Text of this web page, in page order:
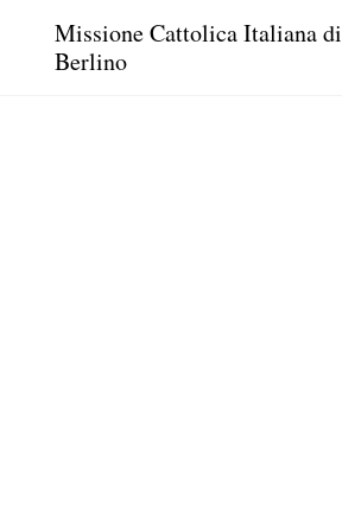
Missione Cattolica Italiana di
Berlino